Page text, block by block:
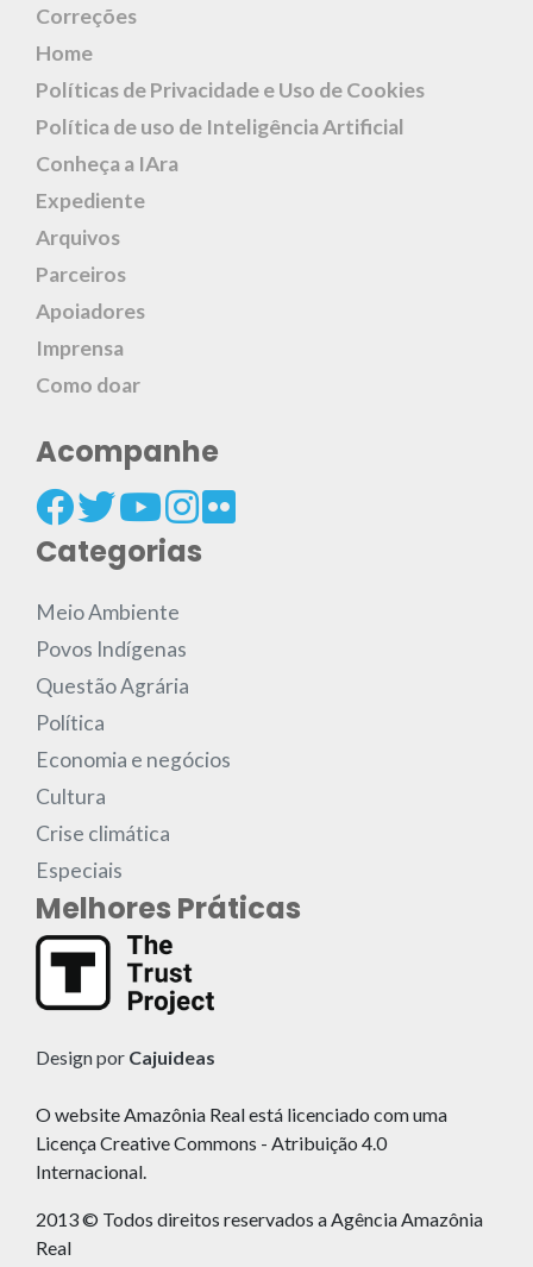
Correções
Home
Políticas de Privacidade e Uso de Cookies
Política de uso de Inteligência Artificial
Conheça a IAra
Expediente
Arquivos
Parceiros
Apoiadores
Imprensa
Como doar
Acompanhe
Categorias
Meio Ambiente
Povos Indígenas
Questão Agrária
Política
Economia e negócios
Cultura
Crise climática
Especiais
Melhores Práticas
Design por Cajuideas
O website Amazônia Real está licenciado com uma
Licença Creative Commons - Atribuição 4.0
Internacional.
2013 © Todos direitos reservados a Agência Amazônia
Real